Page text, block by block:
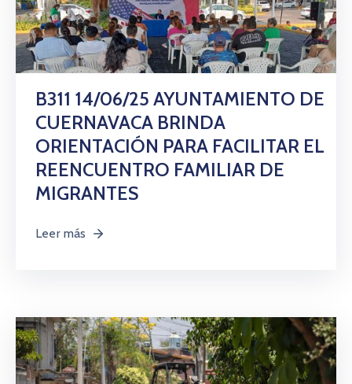
B311 14/06/25 AYUNTAMIENTO DE
CUERNAVACA BRINDA
ORIENTACIÓN PARA FACILITAR EL
REENCUENTRO FAMILIAR DE
MIGRANTES
Leer más